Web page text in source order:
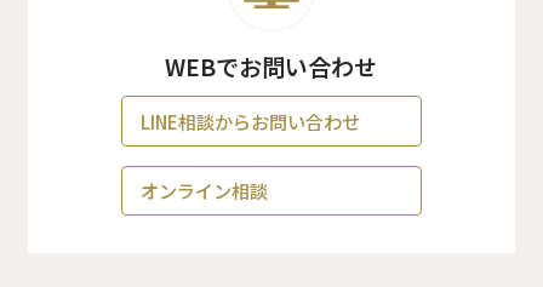
WEBでお問い合わせ
LINE相談からお問い合わせ
オンライン相談